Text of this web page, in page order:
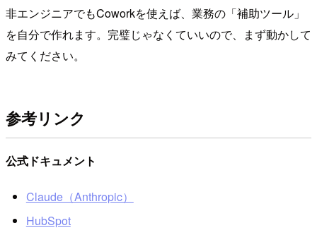
非エンジニアでもCoworkを使えば、業務の「補助ツール」
を自分で作れます。完璧じゃなくていいので、まず動かして
みてください。
参考リンク
公式ドキュメント
Claude（Anthropic）
HubSpot